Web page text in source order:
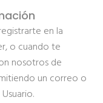
en la
o cuando te
nosotros de
un correo o